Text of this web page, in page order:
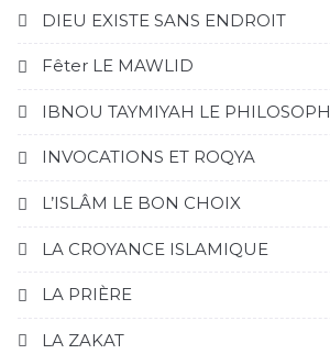
DIEU EXISTE SANS ENDROIT
Fêter LE MAWLID
IBNOU TAYMIYAH LE
INVOCATIONS ET ROQYA
L’ISLÂM LE BON CHOIX
LA CROYANCE ISLAMIQUE
LA PRIÈRE
LA ZAKAT